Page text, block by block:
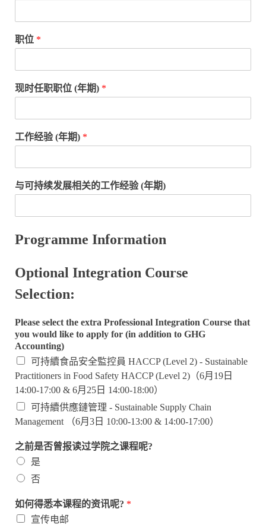
职位 *
现时任职职位 (年期) *
工作经验 (年期) *
与可持续发展相关的工作经验 (年期)
Programme Information
Optional Integration Course
Selection:
Please select the extra Professional Integration Course that
you would like to apply for (in addition to GHG
Accounting)
可持續食品安全監控員 HACCP (Level 2) - Sustainable
Practitioners in Food Safety HACCP (Level 2)（6月19日
14:00-17:00 & 6月25日 14:00-18:00）
可持續供應鏈管理 - Sustainable Supply Chain
Management （6月3日 10:00-13:00 & 14:00-17:00）
之前是否曾报读过学院之课程呢?
是
否
如何得悉本课程的资讯呢? *
宣传电邮